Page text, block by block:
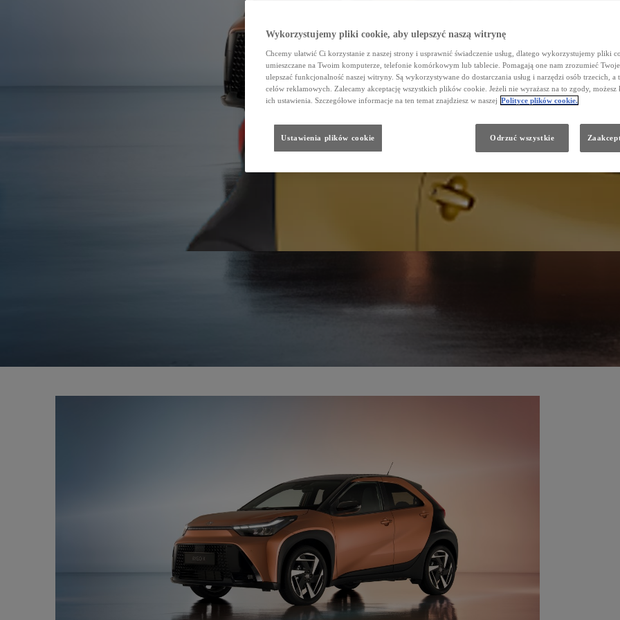
Wykorzystujemy pliki cookie, aby ulepszyć naszą witrynę
Chcemy ułatwić Ci korzystanie z naszej strony i usprawnić świadczenie usług, dlatego wykorzystujemy pliki
umieszczane na Twoim komputerze, telefonie komórkowym lub tablecie. Pomagają one nam zrozumieć
ulepszać funkcjonalność naszej witryny. Są wykorzystywane do dostarczania usług i narzędzi osób trzecich, a
celów reklamowych. Zalecamy akceptację wszystkich plików cookie. Jeżeli nie wyrażasz na to zgody, możesz
ich ustawienia. Szczegółowe informacje na ten temat znajdziesz w naszej Polityce plików cookie.
Odrzuć wszystkie
Ustawienia plików cookie